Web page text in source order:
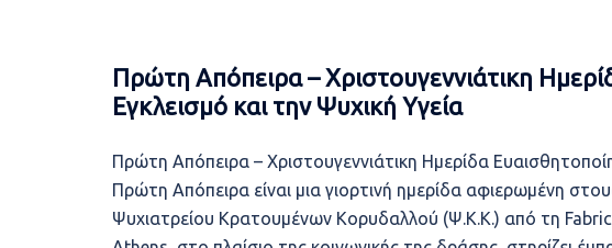
Πρώτη Απόπειρα – Χριστουγεννιάτικη
Εγκλεισμό και την Ψυχική Υγεία
Πρώτη Απόπειρα – Χριστουγεννιάτικη Ημερίδα
Πρώτη Απόπειρα είναι μια γιορτινή ημερίδα αφιερωμένη
Ψυχιατρείου Κρατουμένων Κορυδαλλού (Ψ.Κ.Κ.) από τη